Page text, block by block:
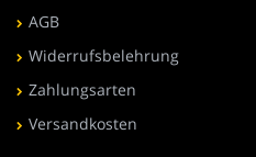
AGB
Widerrufsbelehrung
Zahlungsarten
Versandkosten